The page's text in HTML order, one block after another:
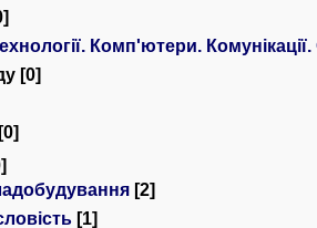
Комп'ютери.
[0]
[2]
[1]